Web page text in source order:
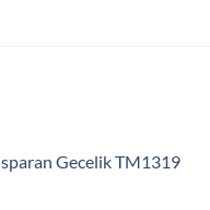
Gecelik TM1319